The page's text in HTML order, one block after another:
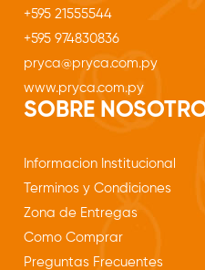
+595 21555544
+595 974830836
pryca@pryca.com.py
www.pryca.com.py
SOBRE
Informacion Institucional
Terminos y Condiciones
Zona de Entregas
Como Comprar
Preguntas Frecuentes